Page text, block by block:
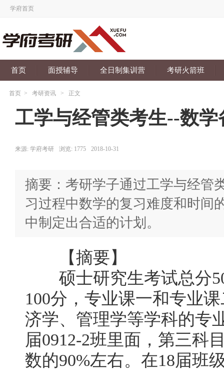
学府首页
首页 面授辅导 全日制集训营 考研火箭班
首页 > 考研资讯 > 正文
工学与经管类考生--数
来源: 学府考研 浏览: 1775 2018-10-31
摘要：考研学子通过工学与经管
习过程中数学的复习难度和时间
中制定出合适的计划。
【摘要】
硕士研究生考试总分
100分，专业课一和专业
济学、管理学等学科的专
届0912-2班里面，第三科
数的90%左右。在18届班